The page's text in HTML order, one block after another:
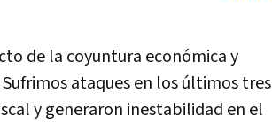
de la coyuntura económica y
ataques en los últimos tres
y generaron inestabilidad en el